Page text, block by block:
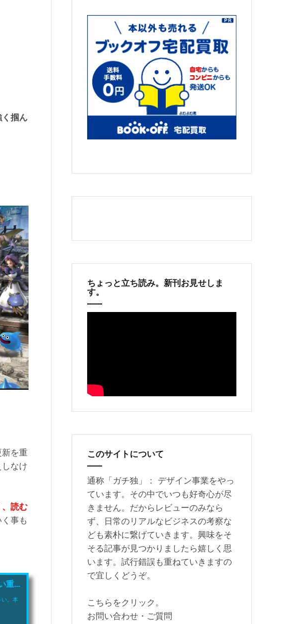
く掴ん
新を重
なけ
、読む
事も
重...
い。本
ちょっと立ち読み。新刊お見せしま
す。
このサイトについて
通称「ガチ独」： デザイン事業をやっ
ています。その中でいつも好奇心が尽
きません。だからレビューのみなら
ず、日常のリアルなビジネスの考察な
ども素朴に繋げていきます。興味をそ
そる記事が見つかりましたら嬉しく思
います。試行錯誤も重ねていきますの
で宜しくどうぞ。
こちらをクリック。
お問い合わせ・ご質問